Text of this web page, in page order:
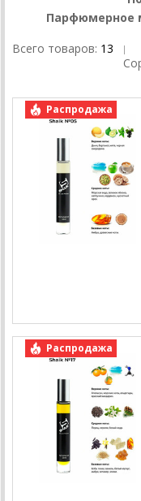
Парфюмерное
Всего товаров: 13 |
Распродажа
Распродажа